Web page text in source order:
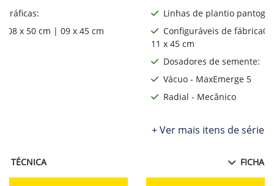
x 50 cm | 09 x 45 cm
TÉCNICA
Linhas de plantio
Configuráveis de
11 x 45 cm
Dosadores de semente:
Vácuo - MaxEmerge 5
Radial - Mecânico
+ Ver mais itens de série
FICHA